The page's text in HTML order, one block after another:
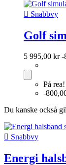
 Snabbvy
Golf
5 995,00 kr -
På rea!
-
Du kanske också
 Snabbvy
Energi